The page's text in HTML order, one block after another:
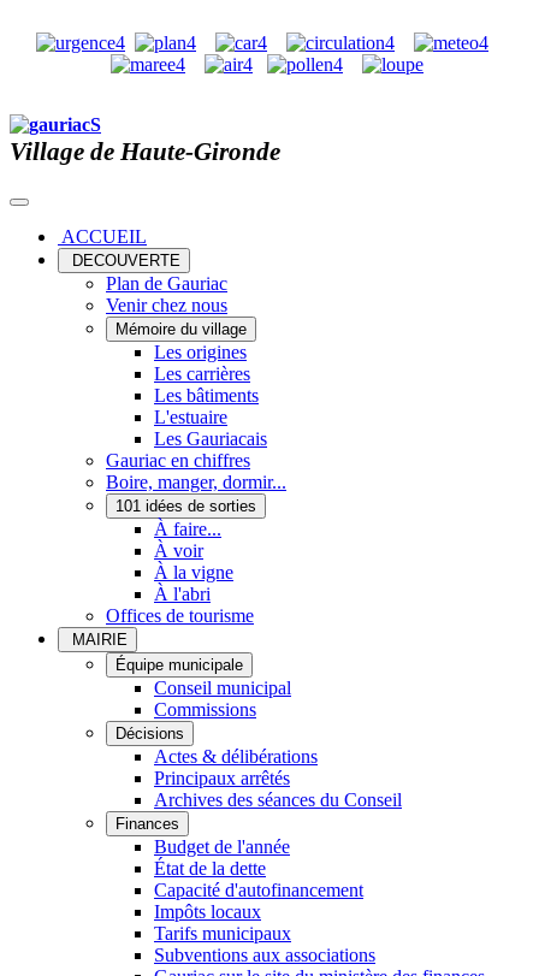
Village de Haute-Gironde
ACCUEIL
DECOUVERTE
Plan de Gauriac
Venir chez nous
Mémoire du village
Les origines
Les carrières
Les bâtiments
L'estuaire
Les Gauriacais
Gauriac en chiffres
Boire, manger, dormir...
101 idées de sorties
À faire...
À voir
À la vigne
À l'abri
Offices de tourisme
MAIRIE
Équipe municipale
Conseil municipal
Commissions
Décisions
Actes & délibérations
Principaux arrêtés
Archives des séances du Conseil
Finances
Budget de l'année
État de la dette
Capacité d'autofinancement
Impôts locaux
Tarifs municipaux
Subventions aux associations